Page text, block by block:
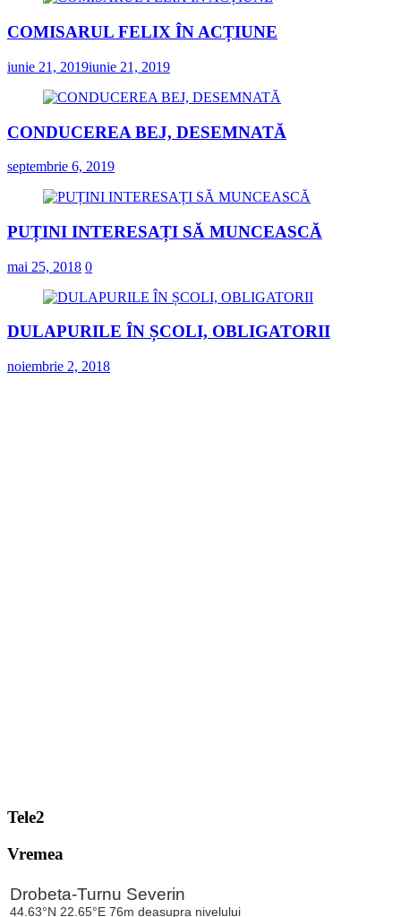
COMISARUL FELIX ÎN ACȚIUNE
iunie 21, 2019iunie 21, 2019
CONDUCEREA BEJ, DESEMNATĂ
septembrie 6, 2019
PUȚINI INTERESAȚI SĂ MUNCEASCĂ
mai 25, 2018 0
DULAPURILE ÎN ȘCOLI, OBLIGATORII
noiembrie 2, 2018
Tele2
Vremea